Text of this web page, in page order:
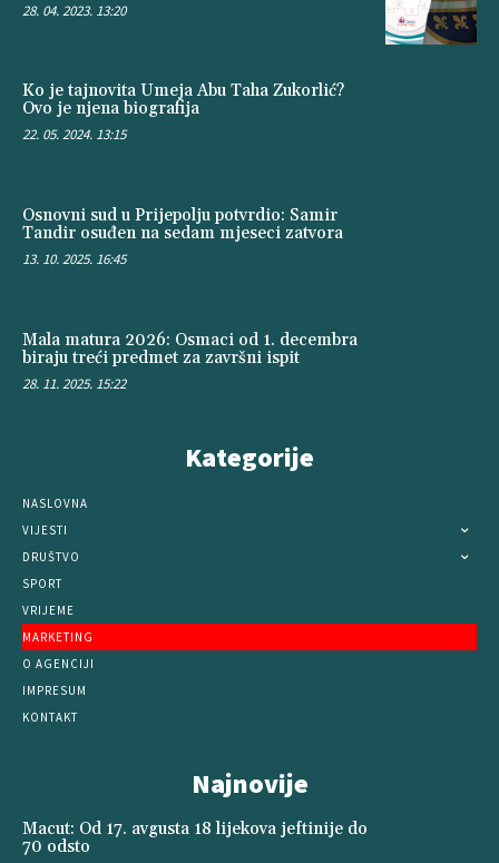
28. 04. 2023. 13:20
Ko je tajnovita Umeja Abu Taha Zukorlić?
Ovo je njena biografija
22. 05. 2024. 13:15
Osnovni sud u Prijepolju potvrdio: Samir
Tandir osuđen na sedam mjeseci zatvora
13. 10. 2025. 16:45
Mala matura 2026: Osmaci od 1. decembra
biraju treći predmet za završni ispit
28. 11. 2025. 15:22
Kategorije
NASLOVNA
VIJESTI
DRUŠTVO
SPORT
VRIJEME
MARKETING
O AGENCIJI
IMPRESUM
KONTAKT
Najnovije
Macut: Od 17. avgusta 18 lijekova jeftinije do
70 odsto